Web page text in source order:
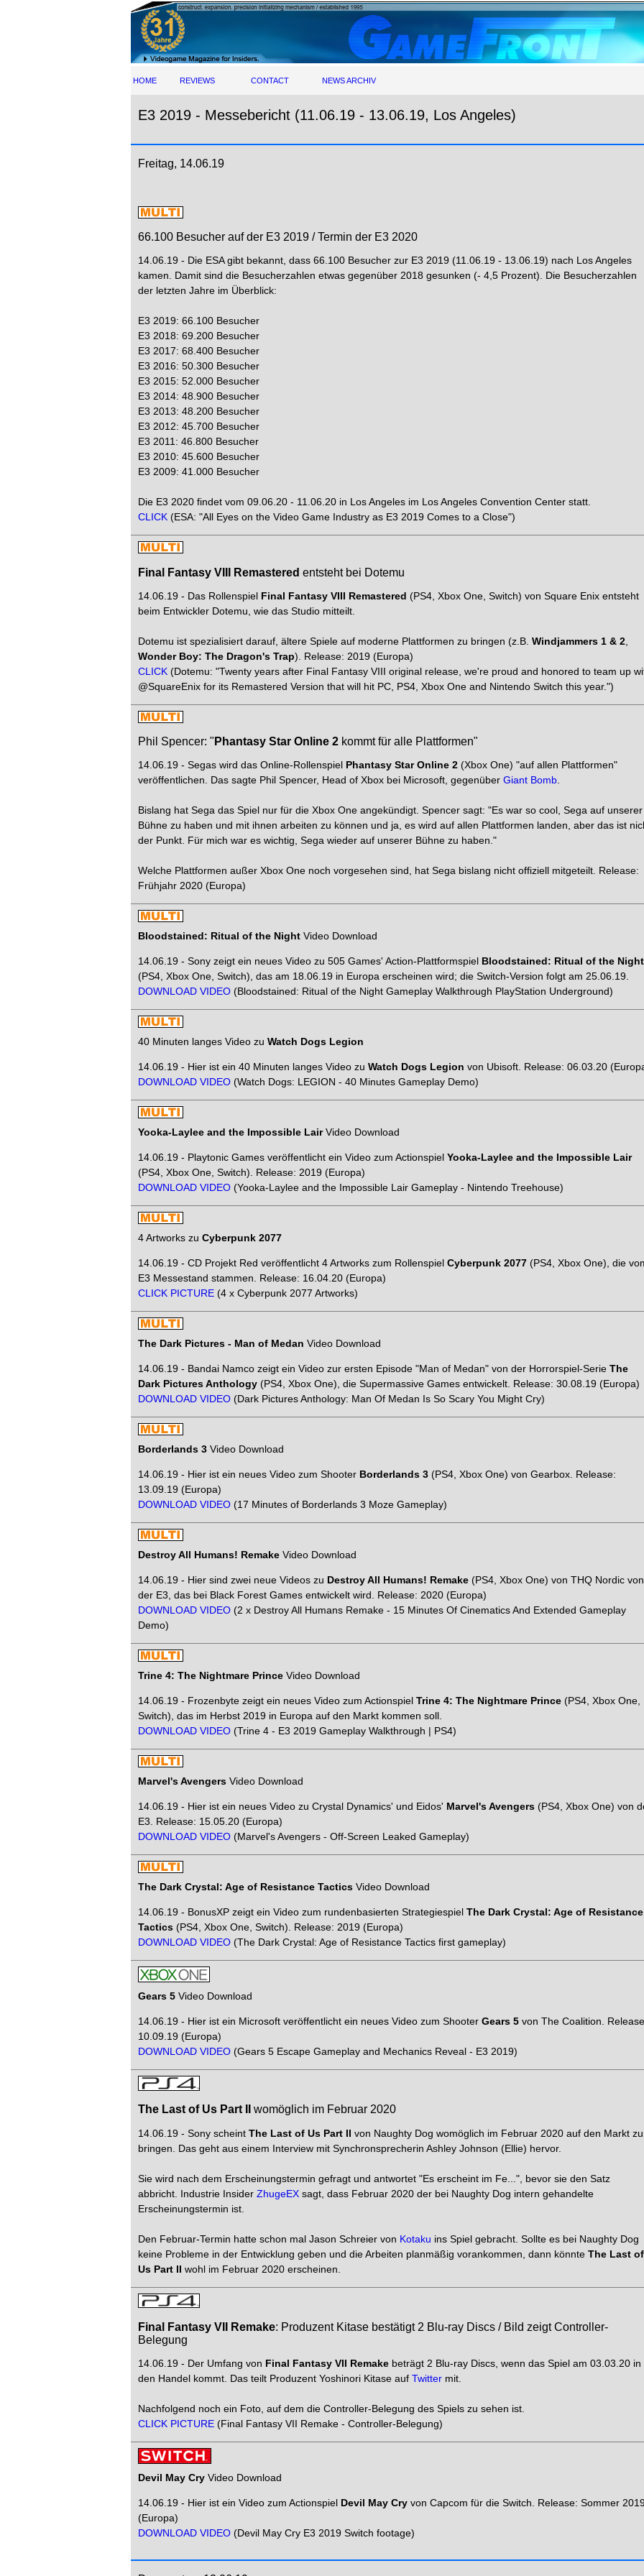
HOME REVIEWS CONTACT NEWS ARCHIV
E3 2019 - Messebericht (11.06.19 - 13.06.19, Los Angeles)
Freitag, 14.06.19
66.100 Besucher auf der E3 2019 / Termin der E3 2020
14.06.19 - Die ESA gibt bekannt, dass 66.100 Besucher zur E3 2019 (11.06.19 - 13.06.19) nach Los Angeles
kamen. Damit sind die Besucherzahlen etwas gegenüber 2018 gesunken (- 4,5 Prozent). Die Besucherzahlen
der letzten Jahre im Überblick:
E3 2019: 66.100 Besucher
E3 2018: 69.200 Besucher
E3 2017: 68.400 Besucher
E3 2016: 50.300 Besucher
E3 2015: 52.000 Besucher
E3 2014: 48.900 Besucher
E3 2013: 48.200 Besucher
E3 2012: 45.700 Besucher
E3 2011: 46.800 Besucher
E3 2010: 45.600 Besucher
E3 2009: 41.000 Besucher
Die E3 2020 findet vom 09.06.20 - 11.06.20 in Los Angeles im Los Angeles Convention Center statt.
CLICK (ESA: "All Eyes on the Video Game Industry as E3 2019 Comes to a Close")
Final Fantasy VIII Remastered entsteht bei Dotemu
14.06.19 - Das Rollenspiel Final Fantasy VIII Remastered (PS4, Xbox One, Switch) von Square Enix entsteht
beim Entwickler Dotemu, wie das Studio mitteilt.
Dotemu ist spezialisiert darauf, ältere Spiele auf moderne Plattformen zu bringen (z.B. Windjammers 1 & 2
Wonder Boy: The Dragon's Trap). Release: 2019 (Europa)
CLICK (Dotemu: "Twenty years after Final Fantasy VIII original release, we're proud and honored to team up
@SquareEnix for its Remastered Version that will hit PC, PS4, Xbox One and Nintendo Switch this year.")
Phil Spencer: " Phantasy Star Online 2 kommt für alle Plattformen"
14.06.19 - Segas wird das Online-Rollenspiel Phantasy Star Online 2 (Xbox One) "auf allen Plattformen"
veröffentlichen. Das sagte Phil Spencer, Head of Xbox bei Microsoft, gegenüber Giant Bomb.
Bislang hat Sega das Spiel nur für die Xbox One angekündigt. Spencer sagt: "Es war so cool, Sega auf unserer
Bühne zu haben und mit ihnen arbeiten zu können und ja, es wird auf allen Plattformen landen, aber das ist
der Punkt. Für mich war es wichtig, Sega wieder auf unserer Bühne zu haben."
Welche Plattformen außer Xbox One noch vorgesehen sind, hat Sega bislang nicht offiziell mitgeteilt. Release:
Frühjahr 2020 (Europa)
Bloodstained: Ritual of the Night Video Download
14.06.19 - Sony zeigt ein neues Video zu 505 Games' Action-Plattformspiel Bloodstained: Ritual of the Night
(PS4, Xbox One, Switch), das am 18.06.19 in Europa erscheinen wird; die Switch-Version folgt am 25.06.19.
DOWNLOAD VIDEO (Bloodstained: Ritual of the Night Gameplay Walkthrough PlayStation Underground)
40 Minuten langes Video zu Watch Dogs Legion
14.06.19 - Hier ist ein 40 Minuten langes Video zu Watch Dogs Legion von Ubisoft. Release: 06.03.20
DOWNLOAD VIDEO (Watch Dogs: LEGION - 40 Minutes Gameplay Demo)
Yooka-Laylee and the Impossible LairVideo Download
14.06.19 - Playtonic Games veröffentlicht ein Video zum Actionspiel Yooka-Laylee and the Impossible Lair
(PS4, Xbox One, Switch). Release: 2019 (Europa)
DOWNLOAD VIDEO (Yooka-Laylee and the Impossible Lair Gameplay - Nintendo Treehouse)
4 Artworks zu Cyberpunk 2077
14.06.19 - CD Projekt Red veröffentlicht 4 Artworks zum Rollenspiel Cyberpunk 2077 (PS4, Xbox One), die
E3 Messestand stammen. Release: 16.04.20 (Europa)
CLICK PICTURE (4 x Cyberpunk 2077 Artworks)
The Dark Pictures - Man of Medan Video Download
14.06.19 - Bandai Namco zeigt ein Video zur ersten Episode "Man of Medan" von der Horrorspiel-Serie The
Dark Pictures Anthology (PS4, Xbox One), die Supermassive Games entwickelt. Release: 30.08.19 (Europa)
DOWNLOAD VIDEO (Dark Pictures Anthology: Man Of Medan Is So Scary You Might Cry)
Borderlands 3 Video Download
14.06.19 - Hier ist ein neues Video zum Shooter Borderlands 3 (PS4, Xbox One) von Gearbox. Release:
13.09.19 (Europa)
DOWNLOAD VIDEO (17 Minutes of Borderlands 3 Moze Gameplay)
Destroy All Humans! Remake Video Download
14.06.19 - Hier sind zwei neue Videos zu Destroy All Humans! Remake (PS4, Xbox One) von THQ Nordic von
der E3, das bei Black Forest Games entwickelt wird. Release: 2020 (Europa)
DOWNLOAD VIDEO (2 x Destroy All Humans Remake - 15 Minutes Of Cinematics And Extended Gameplay
Demo)
Trine 4: The Nightmare Prince Video Download
14.06.19 - Frozenbyte zeigt ein neues Video zum Actionspiel Trine 4: The Nightmare Prince (PS4, Xbox One,
Switch), das im Herbst 2019 in Europa auf den Markt kommen soll.
DOWNLOAD VIDEO (Trine 4 - E3 2019 Gameplay Walkthrough | PS4)
Marvel's Avengers Video Download
14.06.19 - Hier ist ein neues Video zu Crystal Dynamics' und Eidos' Marvel's Avengers (PS4, Xbox One) von
E3. Release: 15.05.20 (Europa)
DOWNLOAD VIDEO (Marvel's Avengers - Off-Screen Leaked Gameplay)
The Dark Crystal: Age of Resistance Tactics Video Download
14.06.19 - BonusXP zeigt ein Video zum rundenbasierten Strategiespiel The Dark Crystal: Age of Resistance
Tactics (PS4, Xbox One, Switch). Release: 2019 (Europa)
DOWNLOAD VIDEO (The Dark Crystal: Age of Resistance Tactics first gameplay)
Gears 5 Video Download
14.06.19 - Hier ist ein Microsoft veröffentlicht ein neues Video zum Shooter Gears 5 von The Coalition.
10.09.19 (Europa)
DOWNLOAD VIDEO (Gears 5 Escape Gameplay and Mechanics Reveal - E3 2019)
The Last of Us Part II womöglich im Februar 2020
14.06.19 - Sony scheint The Last of Us Part II von Naughty Dog womöglich im Februar 2020 auf den Markt zu
bringen. Das geht aus einem Interview mit Synchronsprecherin Ashley Johnson (Ellie) hervor.
Sie wird nach dem Erscheinungstermin gefragt und antwortet "Es erscheint im Fe...", bevor sie den Satz
abbricht. Industrie Insider ZhugeEX sagt, dass Februar 2020 der bei Naughty Dog intern gehandelte
Erscheinungstermin ist.
Den Februar-Termin hatte schon mal Jason Schreier von Kotaku ins Spiel gebracht. Sollte es bei Naughty Dog
keine Probleme in der Entwicklung geben und die Arbeiten planmäßig vorankommen, dann könnte The Last of
Us Part II wohl im Februar 2020 erscheinen.
Final Fantasy VII Remake: Produzent Kitase bestätigt 2 Blu-ray Discs / Bild zeigt Controller-
Belegung
14.06.19 - Der Umfang von Final Fantasy VII Remake beträgt 2 Blu-ray Discs, wenn das Spiel am 03.03.20 in
den Handel kommt. Das teilt Produzent Yoshinori Kitase auf Twitter mit.
Nachfolgend noch ein Foto, auf dem die Controller-Belegung des Spiels zu sehen ist.
CLICK PICTURE (Final Fantasy VII Remake - Controller-Belegung)
Devil May Cry Video Download
14.06.19 - Hier ist ein Video zum Actionspiel Devil May Cry von Capcom für die Switch. Release: Sommer
(Europa)
DOWNLOAD VIDEO (Devil May Cry E3 2019 Switch footage)